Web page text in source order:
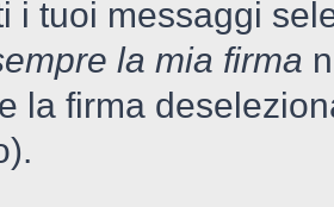
i tuoi messaggi
la mia firma
la firma